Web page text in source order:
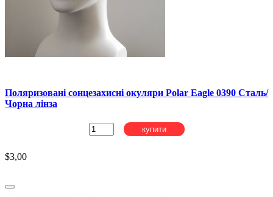
Поляризовані сонцезахисні окуляри Polar Eagle 0390 Сталь/
Чорна лінза
купити
$3,00